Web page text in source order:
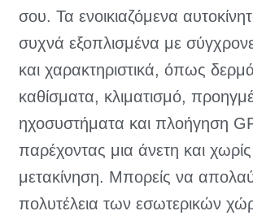
σου. Τα ενοικιαζόμενα
συχνά εξοπλισμένα με
και χαρακτηριστικά, όπως
καθίσματα, κλιματισμό,
ηχοσυστήματα και πλοήγηση
παρέχοντας μια άνετη και
μετακίνηση. Μπορείς να
πολυτέλεια των εσωτερικών